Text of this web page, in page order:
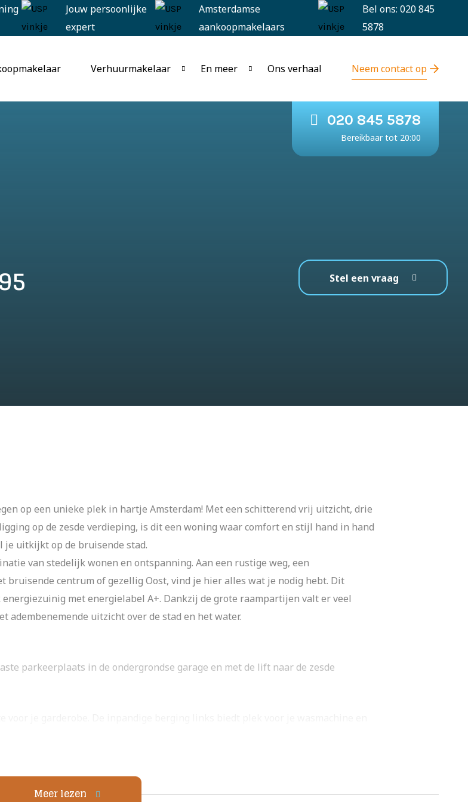
Jouw persoonlijke
expert
Amsterdamse
aankoopmakelaars
Bel ons: 020 845
5878
Verhuurmakelaar En meer Ons verhaal Neem contact op
020 845 5878
Bereikbaar tot 20:00
Stel een vraag
op een unieke plek in hartje Amsterdam! Met een schitterend vrij uitzicht, drie
op de zesde verdieping, is dit een woning waar comfort en stijl hand in hand
je uitkijkt op de bruisende stad.
van stedelijk wonen en ontspanning. Aan een rustige weg, een
bruisende centrum of gezellig Oost, vind je hier alles wat je nodig hebt. Dit
met energielabel A+. Dankzij de grote raampartijen valt er veel
uitzicht over de stad en het water.
parkeerplaats in de ondergrondse garage en met de lift naar de zesde
Meer lezen